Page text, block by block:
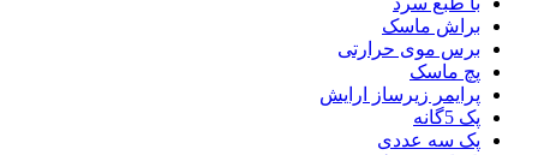
براش ماسک
برس موی حرارتی
پچ ماسک
پرایمر زیرساز ارایش
پک 5گانه
پک سه عددی